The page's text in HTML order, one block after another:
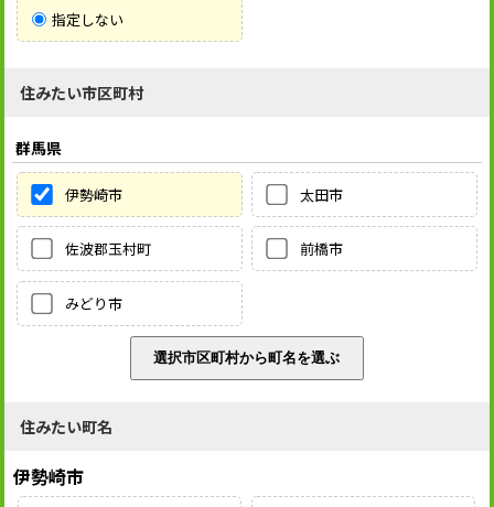
指定しない
住みたい市区町村
群馬県
伊勢崎市 太田市
佐波郡玉村町 前橋市
みどり市
住みたい町名
伊勢崎市